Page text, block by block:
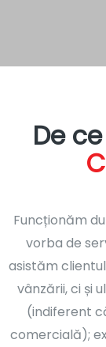
De
Funcționăm
vorba de
asistăm
vânzării, ci și
(indiferent
comercială);